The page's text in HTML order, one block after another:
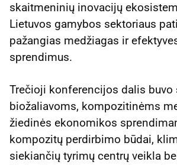
skaitmeninių inovacijų
Lietuvos gamybos sektoriaus
pažangias medžiagas ir
sprendimus.
Trečioji konferencijos dalis buvo
biožaliavoms, kompozitinėms
žiedinės ekonomikos
kompozitų perdirbimo būdai,
siekiančių tyrimų centrų veikla